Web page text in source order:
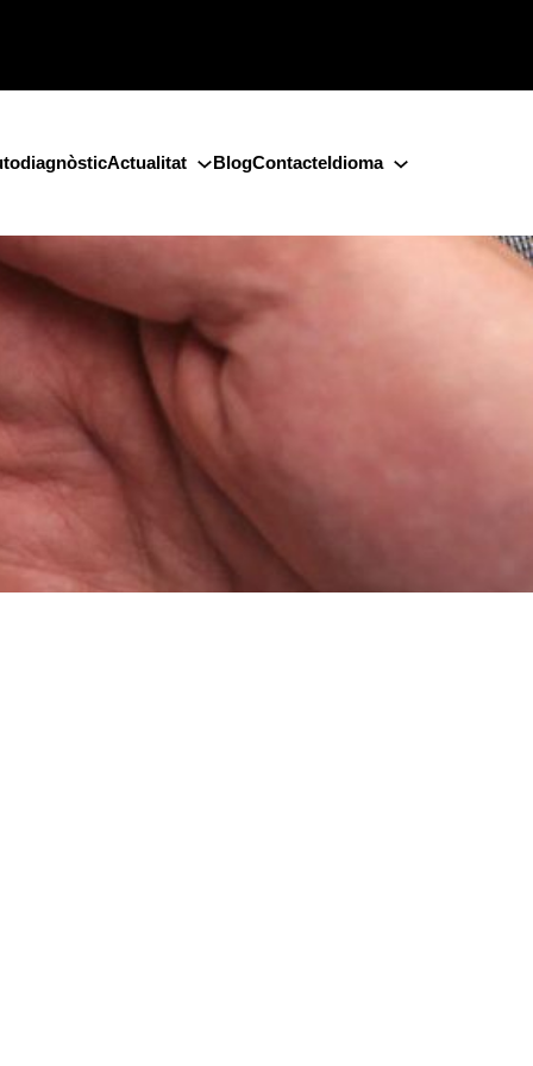
Actualitat BlogContacteIdioma